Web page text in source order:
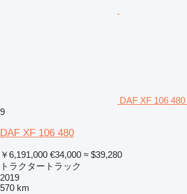
DAF XF 106
9
DAF XF 106 480
￥6,191,000 €34,000 ≈ $39,280
トラクタートラック
2019
570 km